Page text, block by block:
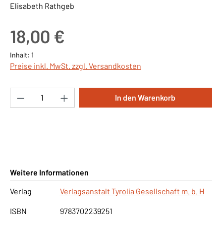
Elisabeth Rathgeb
18,00 €
Inhalt: 1
Preise inkl. MwSt. zzgl. Versandkosten
Produkt Anzahl: Gib den gewünschten
In den Warenkorb
Weitere Informationen
Verlag
Verlagsanstalt Tyrolia Gesellschaft m. b. H
ISBN 9783702239251